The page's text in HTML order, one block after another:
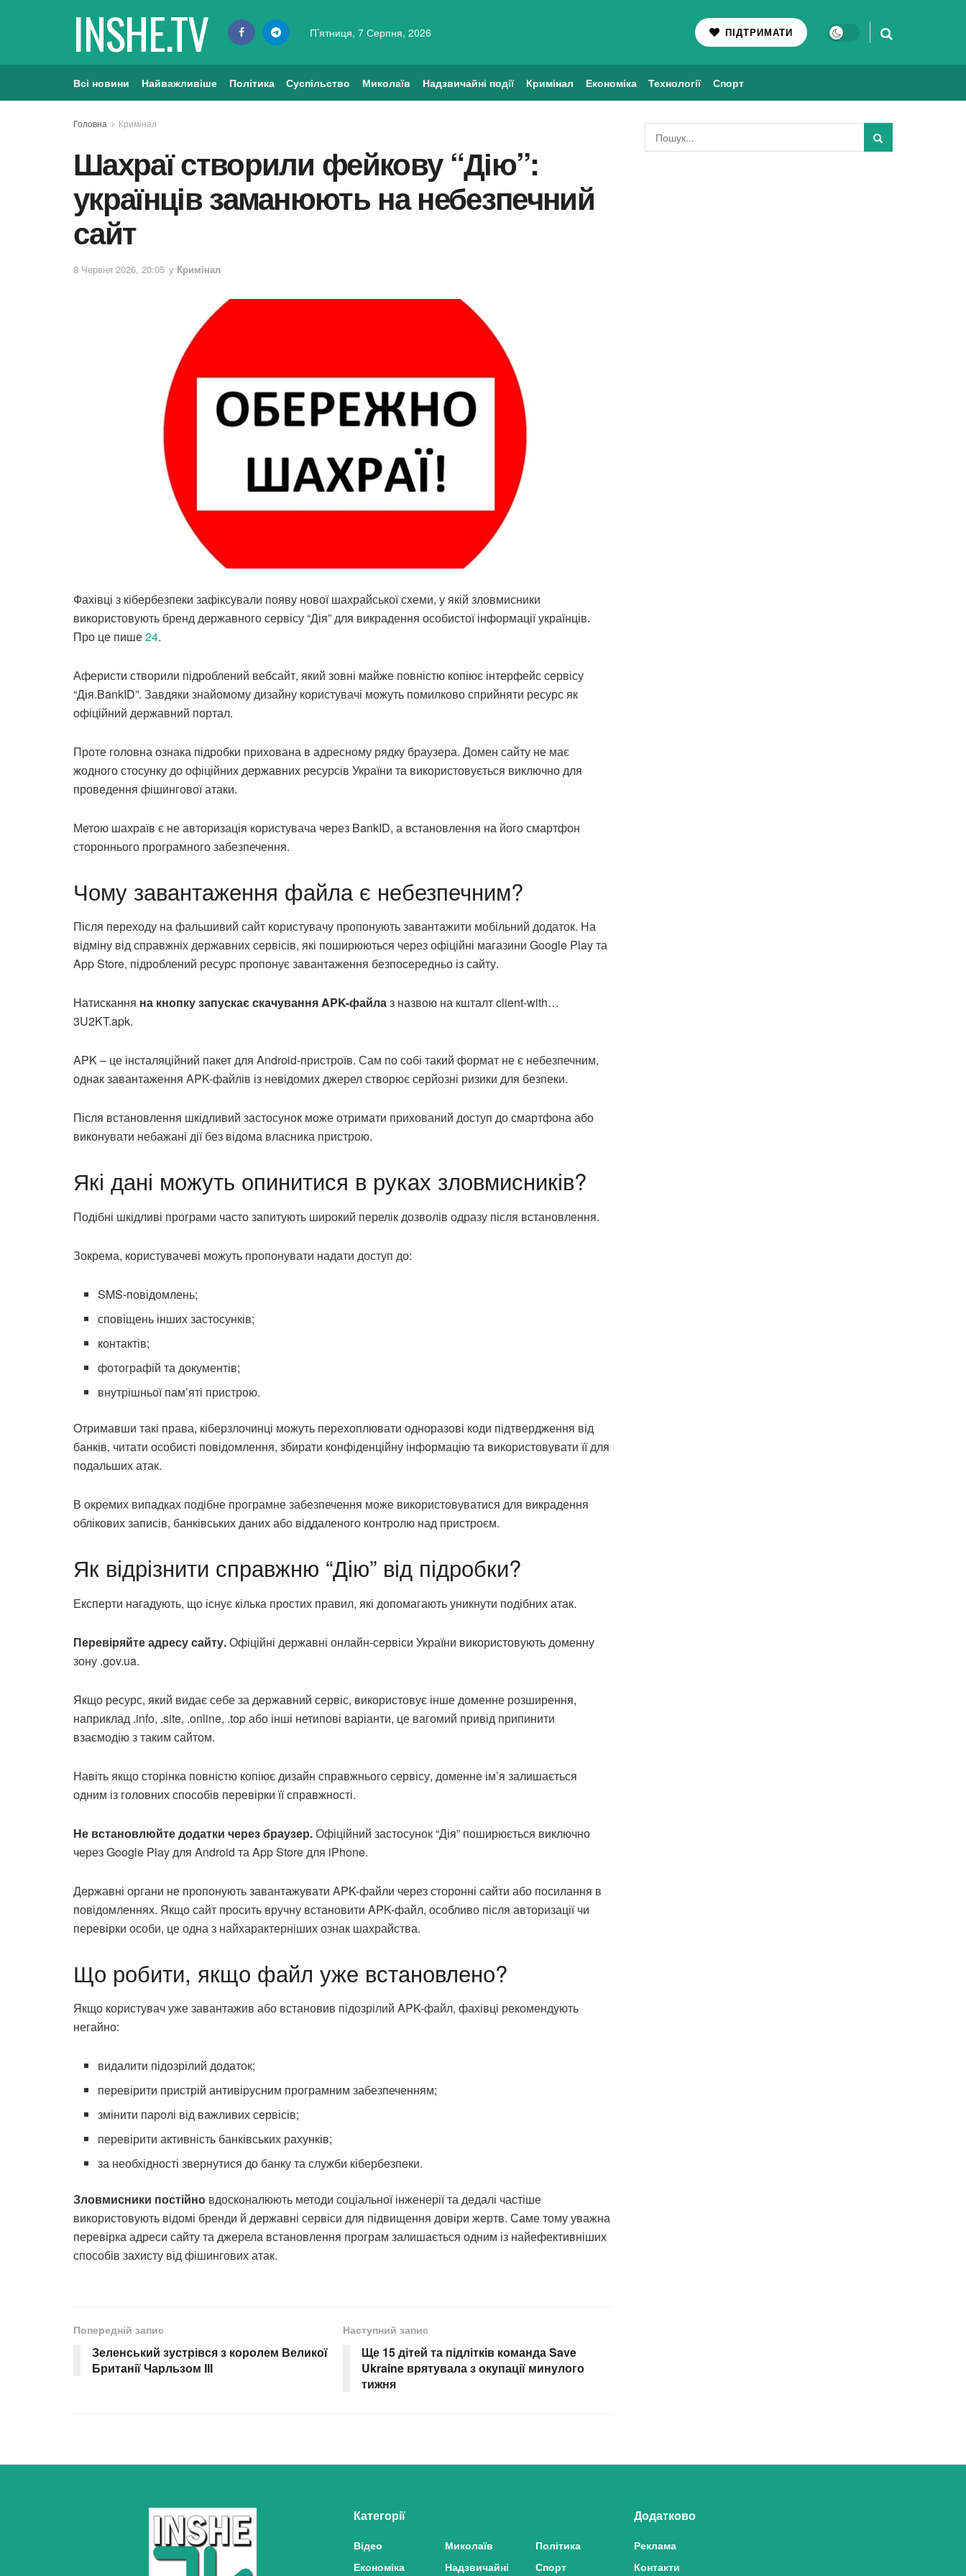
INSHE.TV П’ятниця, 7 Серпня, 2026 ПІДТРИМАТИ
Всі новини Найважливіше Політика Суспільство Миколаїв Надзвичайні події Кримінал Економіка Технології Спорт
Головна Кримінал
Шахраї створили фейкову “Дію”:
українців заманюють на небезпечний
сайт
8 Червня 2026, 20:05 у Кримінал
Фахівці з кібербезпеки зафіксували появу нової шахрайської схеми, у якій зловмисники
використовують бренд державного сервісу “Дія” для викрадення особистої інформації українців.
Про це пише24.
Аферисти створили підроблений вебсайт, який зовні майже повністю копіює інтерфейс сервісу
“Дія.BankID”. Завдяки знайомому дизайну користувачі можуть помилково сприйняти ресурс як
офіційний державний портал.
Проте головна ознака підробки прихована в адресному рядку браузера. Домен сайту не має
жодного стосунку до офіційних державних ресурсів України та використовується виключно для
проведення фішингової атаки.
Метою шахраїв є не авторизація користувача через BankID, а встановлення на його смартфон
стороннього програмного забезпечення.
Чому завантаження файла є небезпечним?
Після переходу на фальшивий сайт користувачу пропонують завантажити мобільний додаток. На
відміну від справжніх державних сервісів, які поширюються через офіційні магазини Google Play та
App Store, підроблений ресурс пропонує завантаження безпосередньо із сайту.
Натискання на кнопку запускає скачування APK-файлаз назвою на кшталт client-with…
3U2KT.apk.
APK – це інсталяційний пакет для Android-пристроїв. Сам по собі такий формат не є небезпечним,
однак завантаження APK-файлів із невідомих джерел створює серйозні ризики для безпеки.
Після встановлення шкідливий застосунок може отримати прихований доступ до смартфона або
виконувати небажані дії без відома власника пристрою.
Які дані можуть опинитися в руках зловмисників?
Подібні шкідливі програми часто запитують широкий перелік дозволів одразу після встановлення.
Зокрема, користувачеві можуть пропонувати надати доступ до:
SMS-повідомлень;
сповіщень інших застосунків;
контактів;
фотографій та документів;
внутрішньої пам’яті пристрою.
Отримавши такі права, кіберзлочинці можуть перехоплювати одноразові коди підтвердження від
банків, читати особисті повідомлення, збирати конфіденційну інформацію та використовувати її для
подальших атак.
В окремих випадках подібне програмне забезпечення може використовуватися для викрадення
облікових записів, банківських даних або віддаленого контролю над пристроєм.
Як відрізнити справжню “Дію” від підробки?
Експерти нагадують, що існує кілька простих правил, які допомагають уникнути подібних атак.
Перевіряйте адресу сайту.Офіційні державні онлайн-сервіси України використовують доменну
зону .gov.ua.
Якщо ресурс, який видає себе за державний сервіс, використовує інше доменне розширення,
наприклад .info, .site, .online, .top або інші нетипові варіанти, це вагомий привід припинити
взаємодію з таким сайтом.
Навіть якщо сторінка повністю копіює дизайн справжнього сервісу, доменне ім’я залишається
одним із головних способів перевірки її справжності.
Не встановлюйте додатки через браузер.Офіційний застосунок “Дія” поширюється виключно
через Google Play для Android та App Store для iPhone.
Державні органи не пропонують завантажувати APK-файли через сторонні сайти або посилання в
повідомленнях. Якщо сайт просить вручну встановити APK-файл, особливо після авторизації чи
перевірки особи, це одна з найхарактерніших ознак шахрайства.
Що робити, якщо файл уже встановлено?
Якщо користувач уже завантажив або встановив підозрілий APK-файл, фахівці рекомендують
негайно:
видалити підозрілий додаток;
перевірити пристрій антивірусним програмним забезпеченням;
змінити паролі від важливих сервісів;
перевірити активність банківських рахунків;
за необхідності звернутися до банку та служби кібербезпеки.
Зловмисники постійно вдосконалюють методи соціальної інженерії та дедалі частіше
використовують відомі бренди й державні сервіси для підвищення довіри жертв. Саме тому уважна
перевірка адреси сайту та джерела встановлення програм залишається одним із найефективніших
способів захисту від фішингових атак.
Попередній запис
Зеленський зустрівся з королем Великої
Британії Чарльзом ІІІ
Наступний запис
Ще 15 дітей та підлітків команда Save
Ukraine врятувала з окупації минулого
тижня
Категорії
Відео
Економіка
Миколаїв
Надзвичайні
Політика
Спорт
Додатково
Реклама
Контакти